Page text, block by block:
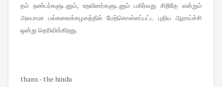
தம் நண்பர்களுடனும், உறவினர்களுடனும் பகிர்வது சிறிதே என்றும்
அலபாமா பல்கலைக்கழகத்தில் மேற்கொள்ளப்பட்ட புதிய ஆராய்ச்சி
ஒன்று தெரிவிக்கிறது.
thanx - the hindu